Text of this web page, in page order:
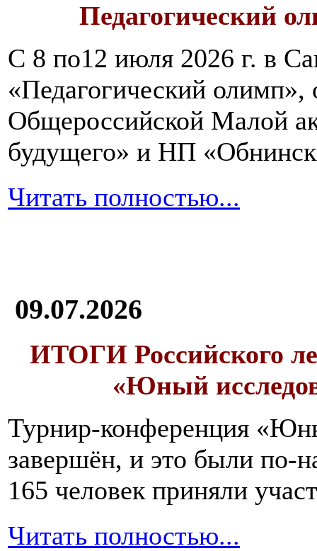
Педагогический
С 8 по12 июля 2026 г. в
«Педагогический олимп»,
Общероссийской Малой
будущего» и НП
Читать полностью...
09.07.2026
ИТОГИ Российского
«Юный
Турнир-конференция
завершён, и это были по-
165 человек приняли
Читать полностью...